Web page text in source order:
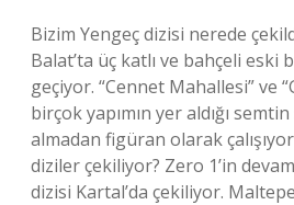
Bizim Yengeç dizisi nerede
Balat’ta üç katlı ve bahçeli eski
geçiyor. “Cennet Mahallesi” ve
birçok yapımın yer aldığı
almadan figüran olarak
diziler çekiliyor? Zero 1’in
dizisi Kartal’da çekiliyor.